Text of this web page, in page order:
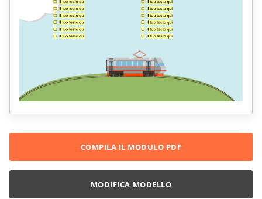
COMPILA IL MODULO PDF
MODIFICA MODELLO